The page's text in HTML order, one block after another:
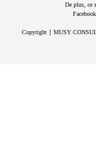
De plus, ce
Copyright ∣ MUSY